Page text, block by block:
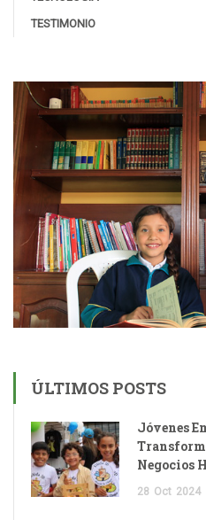
TESTIMONIO
ÚLTIMOS POSTS
Jóvenes
Negocios
28 Oct 2024